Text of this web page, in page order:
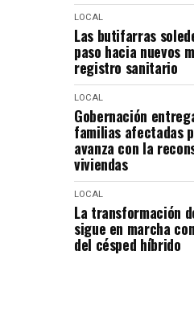
LOCAL
Las butifarras
paso hacia nuevos
registro sanitario
LOCAL
Gobernación
familias afectadas
avanza con la
viviendas
LOCAL
La transformación
sigue en marcha
del césped híbrido